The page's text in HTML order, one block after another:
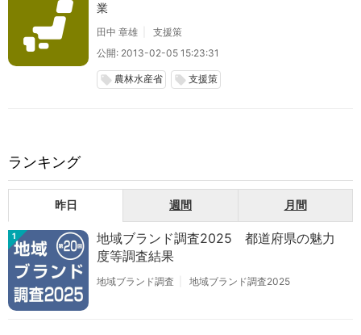
業
田中 章雄
支援策
公開: 2013-02-05 15:23:31
local_offer 農林水産省 local_offer 支援策
ランキング
昨日 週間 月間
1
地域ブランド調査2025 都道府県の魅力
度等調査結果
地域ブランド調査 地域ブランド調査2025